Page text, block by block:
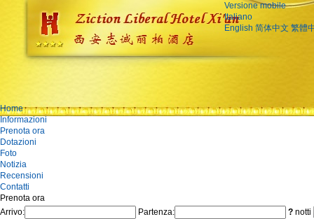
Versione mobile
Italiano
English 简体中文 繁體
Home
Informazioni
Prenota ora
Dotazioni
Foto
Notizia
Recensioni
Contatti
Prenota ora
Arrivo:
Partenza: ? notti